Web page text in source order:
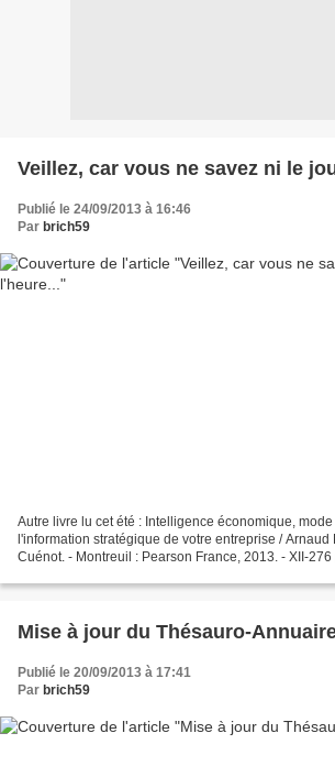
Veillez, car vous ne savez ni le
Publié le 24/09/2013 à 16:46
Par brich59
Autre livre lu cet été : Intelligence économique,
l'information stratégique de votre entreprise / Arnaud
Cuénot. - Montreuil : Pearson France, 2013. - XII-
Mise à jour du Thésauro-
Publié le 20/09/2013 à 17:41
Par brich59